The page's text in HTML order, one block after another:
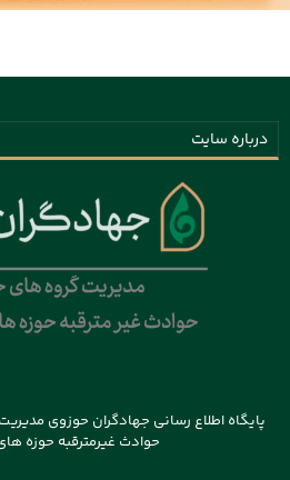
درباره سایت
پایگاه اطلاع رسانی جهادگران حوزوی
حوادث غیرمترقبه حوزه